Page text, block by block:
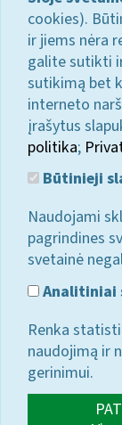
cookies).
ir jiems nėra
galite sutikti
sutikimą bet
interneto
įrašytus
politika;
Būtinieji
Naudojami
pagrindines
svetainė
Analitiniai
Renka
naudojimą ir
gerinimui.